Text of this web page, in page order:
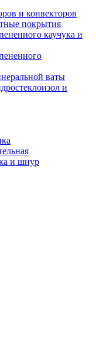
и конвекторов
покрытия
каучука и
ваты
и
и шнур